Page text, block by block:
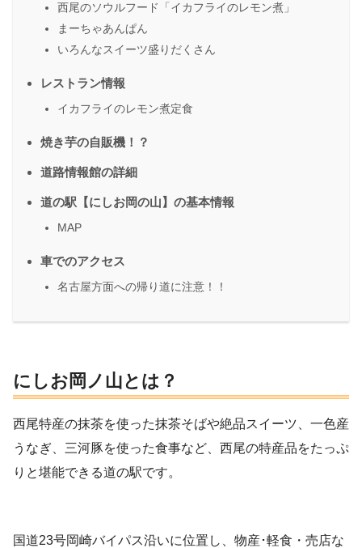
西尾のソウルフード「イカフライのレモン煮」
まーちゃあんぱん
いろんなスイーツ盛りだくさん
レストラン情報
イカフライのレモン煮定食
焼き芋の自販機！？
道路情報館の詳細
道の駅【にしお岡の山】の基本情報
MAP
車でのアクセス
名古屋方面への帰り道に注意！！
にしお岡ノ山とは？
西尾特産の抹茶を使った抹茶そばや絶品スイーツ、一色産
うなぎ、三河豚を使った食事など、西尾の特産品をたっぷ
りと堪能できる道の駅です。
国道23号岡崎バイパス沿いに位置し、物産･軽食・売店な